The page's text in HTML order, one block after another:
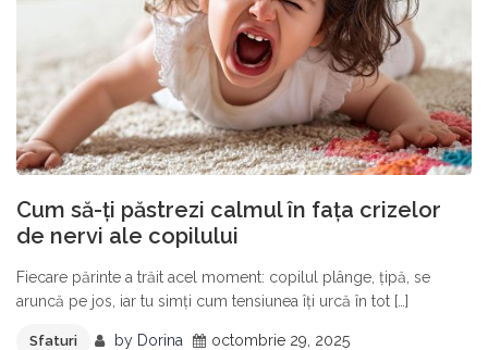
Cum să-ți păstrezi calmul în fața crizelor
de nervi ale copilului
Fiecare părinte a trăit acel moment: copilul plânge, țipă, se
aruncă pe jos, iar tu simți cum tensiunea îți urcă în tot […]
Sfaturi by Dorina octombrie 29, 2025